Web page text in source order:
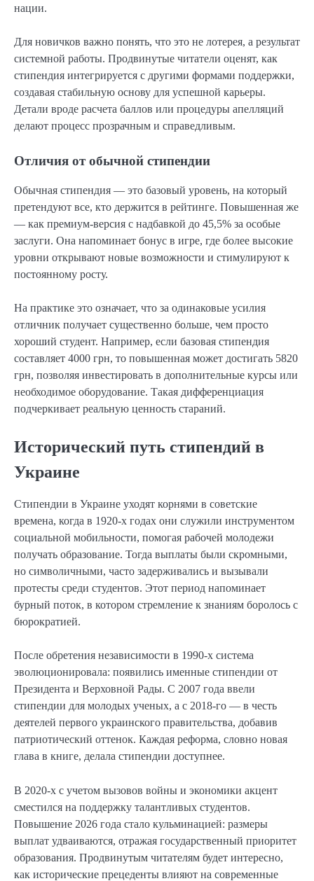
нации.
Для новичков важно понять, что это не лотерея, а результат
системной работы. Продвинутые читатели оценят, как
стипендия интегрируется с другими формами поддержки,
создавая стабильную основу для успешной карьеры.
Детали вроде расчета баллов или процедуры апелляций
делают процесс прозрачным и справедливым.
Отличия от обычной стипендии
Обычная стипендия — это базовый уровень, на который
претендуют все, кто держится в рейтинге. Повышенная же
— как премиум-версия с надбавкой до 45,5% за особые
заслуги. Она напоминает бонус в игре, где более высокие
уровни открывают новые возможности и стимулируют к
постоянному росту.
На практике это означает, что за одинаковые усилия
отличник получает существенно больше, чем просто
хороший студент. Например, если базовая стипендия
составляет 4000 грн, то повышенная может достигать 5820
грн, позволяя инвестировать в дополнительные курсы или
необходимое оборудование. Такая дифференциация
подчеркивает реальную ценность стараний.
Исторический путь стипендий в
Украине
Стипендии в Украине уходят корнями в советские
времена, когда в 1920-х годах они служили инструментом
социальной мобильности, помогая рабочей молодежи
получать образование. Тогда выплаты были скромными,
но символичными, часто задерживались и вызывали
протесты среди студентов. Этот период напоминает
бурный поток, в котором стремление к знаниям боролось с
бюрократией.
После обретения независимости в 1990-х система
эволюционировала: появились именные стипендии от
Президента и Верховной Рады. С 2007 года ввели
стипендии для молодых ученых, а с 2018-го — в честь
деятелей первого украинского правительства, добавив
патриотический оттенок. Каждая реформа, словно новая
глава в книге, делала стипендии доступнее.
В 2020-х с учетом вызовов войны и экономики акцент
сместился на поддержку талантливых студентов.
Повышение 2026 года стало кульминацией: размеры
выплат удваиваются, отражая государственный приоритет
образования. Продвинутым читателям будет интересно,
как исторические прецеденты влияют на современные